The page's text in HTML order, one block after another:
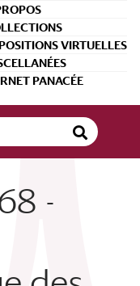
VIRTUELLES
PANACÉE
-